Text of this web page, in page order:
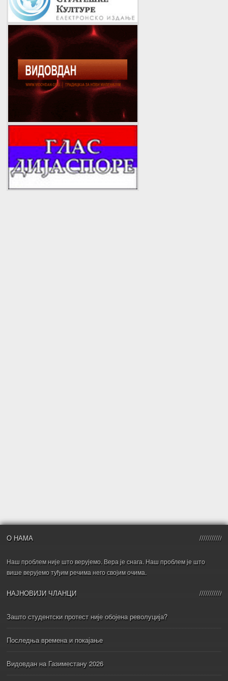
О НАМА
Наш проблем није што верујемо. Вера је снага. Наш проблем је што
више верујемо туђим речима него својим очима.
НАЈНОВИЈИ ЧЛАНЦИ
Зашто студентски протест није обојена револуција?
Последња времена и покајање
Видовдан на Газиместану 2026